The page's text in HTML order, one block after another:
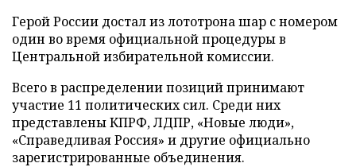
Герой России достал из лототрона шар с номером
один во время официальной процедуры в
Центральной избирательной комиссии.
Всего в распределении позиций принимают
участие 11 политических сил. Среди них
представлены КПРФ, ЛДПР, «Новые люди»,
«Справедливая Россия» и другие официально
зарегистрированные объединения.